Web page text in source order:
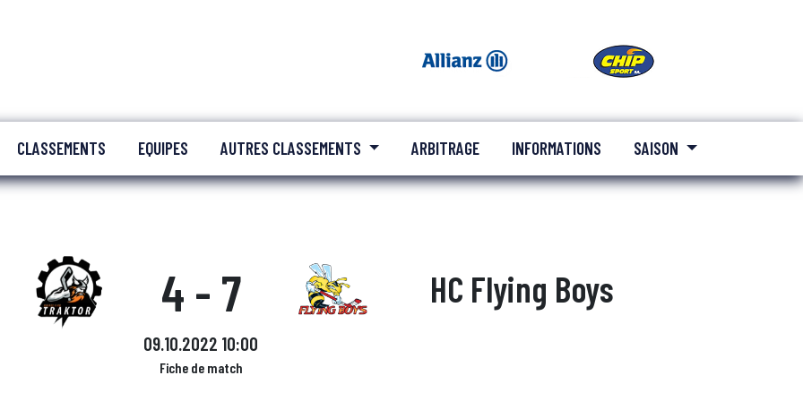
CLASSEMENTS EQUIPES AUTRES CLASSEMENTS ARBITRAGE INFORMATIONS SAISON
4 - 7
09.10.2022 10:00
Fiche de match
HC Flying Boys